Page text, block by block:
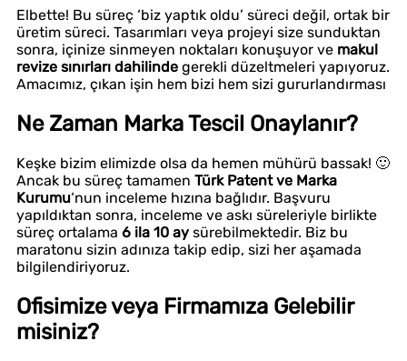
Elbette! Bu süreç ‘biz yaptık oldu’ süreci değil, ortak bir
üretim süreci. Tasarımları veya projeyi size sunduktan
sonra, içinize sinmeyen noktaları konuşuyor ve makul
revize sınırları dahilinde gerekli düzeltmeleri yapıyoruz.
Amacımız, çıkan işin hem bizi hem sizi gururlandırması
Ne Zaman Marka Tescil Onaylanır?
Keşke bizim elimizde olsa da hemen mühürü bassak! 🙂
Ancak bu süreç tamamen Türk Patent ve Marka
Kurumu‘nun inceleme hızına bağlıdır. Başvuru
yapıldıktan sonra, inceleme ve askı süreleriyle birlikte
süreç ortalama 6 ila 10 ay sürebilmektedir. Biz bu
maratonu sizin adınıza takip edip, sizi her aşamada
bilgilendiriyoruz.
Ofisimize veya Firmamıza Gelebilir
misiniz?